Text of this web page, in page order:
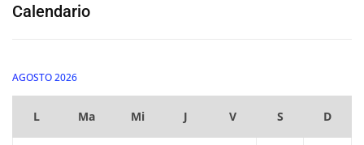
Calendario
AGOSTO 2026
L Ma Mi J V S D